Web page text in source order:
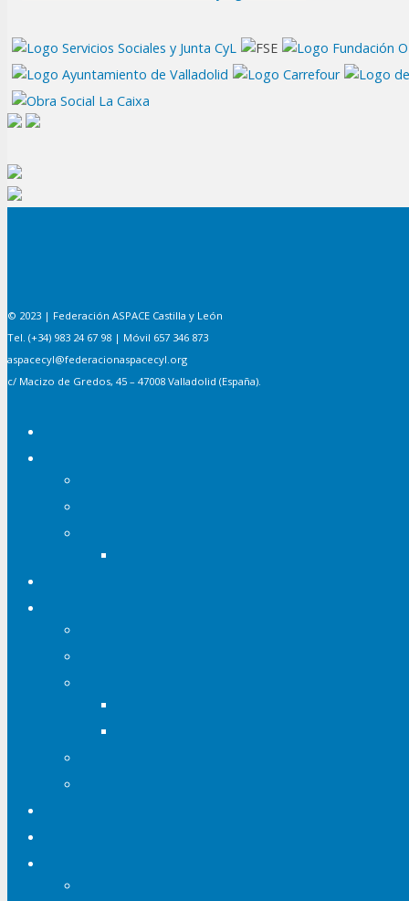
© 2023 | Federación ASPACE Castilla y León
Tel. (+34) 983 24 67 98 | Móvil 657 346 873
aspacecyl@federacionaspacecyl.org
c/ Macizo de Gredos, 45 – 47008 Valladolid (España).